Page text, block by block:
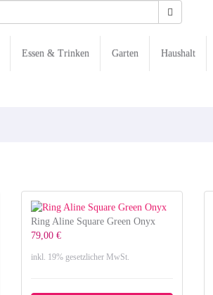
Essen & Trinken Garten Haushalt
Ring Aline Square Green Onyx
79,00 €
inkl. 19% gesetzlicher MwSt.